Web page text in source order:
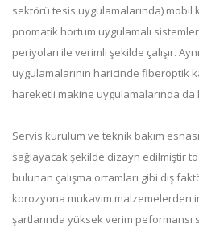
sektörü tesis uygulamalarında)
pnomatik hortum uygulamalı
periyoları ile verimli şekilde çalışır.
uygulamalarının haricinde fiberoptik
hareketli makine uygulamalarında da
Servis kurulum ve teknik bakım
sağlayacak şekilde dizayn edilmiştir
bulunan çalışma ortamları gibi dış
korozyona mukavim malzemelerden
şartlarında yüksek verim peformansı